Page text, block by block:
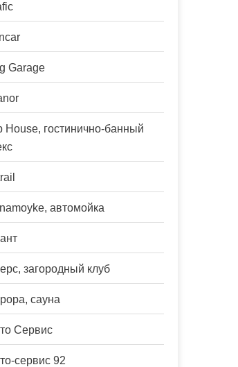
Garage
House, гостинично-банный
автомойка
загородный клуб
сауна
Сервис
сервис 92